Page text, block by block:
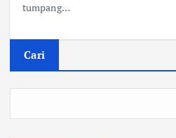
tumpang…
Cari